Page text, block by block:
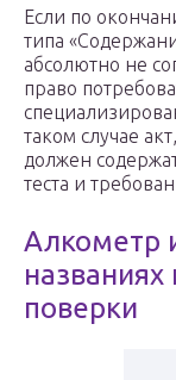
Если по
типа
абсолютно не
право
таком случае
должен
теста и
Алкометр
поверки